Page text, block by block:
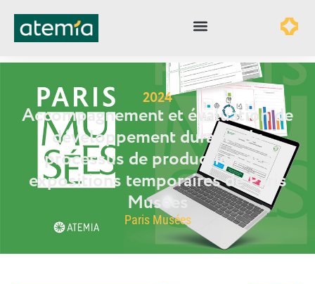
2024
Accompagnement et évaluation de
développement durable du
processus de production des
expositions temporaires de Paris
Musées
Paris Musées